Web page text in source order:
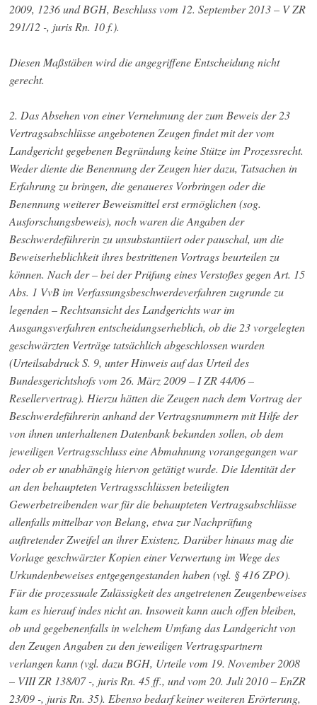
2009, 1236 und BGH, Beschluss vom 12. September 2013 – V ZR
291/12 -, juris Rn. 10 f.).
Diesen Maßstäben wird die angegriffene Entscheidung nicht
gerecht.
2. Das Absehen von einer Vernehmung der zum Beweis der 23
Vertragsabschlüsse angebotenen Zeugen findet mit der vom
Landgericht gegebenen Begründung keine Stütze im Prozessrecht.
Weder diente die Benennung der Zeugen hier dazu, Tatsachen in
Erfahrung zu bringen, die genaueres Vorbringen oder die
Benennung weiterer Beweismittel erst ermöglichen (sog.
Ausforschungsbeweis), noch waren die Angaben der
Beschwerdeführerin zu unsubstantiiert oder pauschal, um die
Beweiserheblichkeit ihres bestrittenen Vortrags beurteilen zu
können. Nach der – bei der Prüfung eines Verstoßes gegen Art. 15
Abs. 1 VvB im Verfassungsbeschwerdeverfahren zugrunde zu
legenden – Rechtsansicht des Landgerichts war im
Ausgangsverfahren entscheidungserheblich, ob die 23 vorgelegten
geschwärzten Verträge tatsächlich abgeschlossen wurden
(Urteilsabdruck S. 9, unter Hinweis auf das Urteil des
Bundesgerichtshofs vom 26. März 2009 – I ZR 44/06 –
Resellervertrag). Hierzu hätten die Zeugen nach dem Vortrag der
Beschwerdeführerin anhand der Vertragsnummern mit Hilfe der
von ihnen unterhaltenen Datenbank bekunden sollen, ob dem
jeweiligen Vertragsschluss eine Abmahnung vorangegangen war
oder ob er unabhängig hiervon getätigt wurde. Die Identität der
an den behaupteten Vertragsschlüssen beteiligten
Gewerbetreibenden war für die behaupteten Vertragsabschlüsse
allenfalls mittelbar von Belang, etwa zur Nachprüfung
auftretender Zweifel an ihrer Existenz. Darüber hinaus mag die
Vorlage geschwärzter Kopien einer Verwertung im Wege des
Urkundenbeweises entgegengestanden haben (vgl. § 416 ZPO).
Für die prozessuale Zulässigkeit des angetretenen Zeugenbeweises
kam es hierauf indes nicht an. Insoweit kann auch offen bleiben,
ob und gegebenenfalls in welchem Umfang das Landgericht von
den Zeugen Angaben zu den jeweiligen Vertragspartnern
verlangen kann (vgl. dazu BGH, Urteile vom 19. November 2008
– VIII ZR 138/07 -, juris Rn. 45 ff., und vom 20. Juli 2010 – EnZR
23/09 -, juris Rn. 35). Ebenso bedarf keiner weiteren Erörterung,